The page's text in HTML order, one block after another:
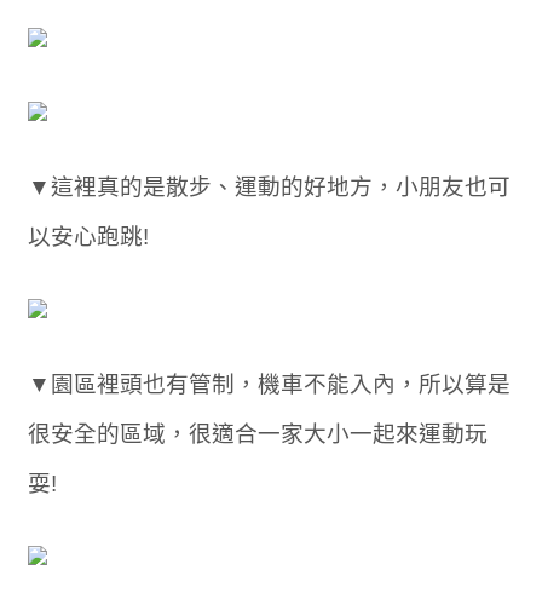
▼這裡真的是散步、運動的好地方，小朋友也可
以安心跑跳!
▼園區裡頭也有管制，機車不能入內，所以算是
很安全的區域，很適合一家大小一起來運動玩
耍!